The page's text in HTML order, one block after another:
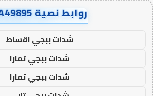
روابط نصية AA49895
شدات ببجي اقساط
شدات ببجي تمارا
شدات ببجي تمارا